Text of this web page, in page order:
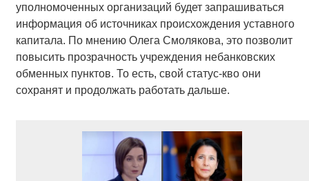
уполномоченных организаций будет запрашиваться
информация об источниках происхождения уставного
капитала. По мнению Олега Смолякова, это позволит
повысить прозрачность учреждения небанковских
обменных пунктов. То есть, свой статус-кво они
сохранят и продолжать работать дальше.